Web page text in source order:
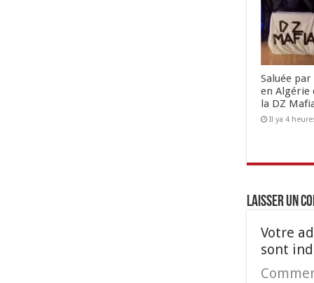
Saluée
en Algérie
la DZ
Il ya 4
Laisser un
Votre
sont